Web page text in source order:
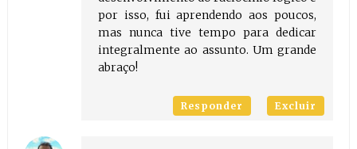
por isso, fui aprendendo aos poucos,
mas nunca tive tempo para dedicar
integralmente ao assunto. Um grande
abraço!
Responder Excluir